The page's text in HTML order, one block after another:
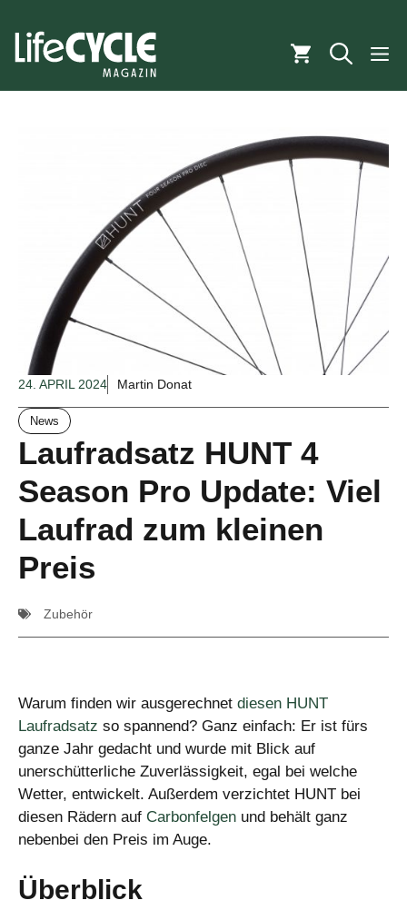
Inhalt
springen
24. APRIL 2024 Martin Donat
News
Laufradsatz HUNT 4
Season Pro Update: Viel
Laufrad zum kleinen
Preis
Zubehör
Warum finden wir ausgerechnet diesen HUNT
Laufradsatz so spannend? Ganz einfach: Er ist fürs
ganze Jahr gedacht und wurde mit Blick auf
unerschütterliche Zuverlässigkeit, egal bei welche
Wetter, entwickelt. Außerdem verzichtet HUNT bei
diesen Rädern auf Carbonfelgen und behält ganz
nebenbei den Preis im Auge.
Überblick